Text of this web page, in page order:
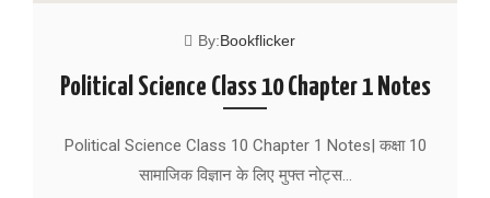
By:Bookflicker
Political Science Class 10 Chapter 1 Notes
Political Science Class 10 Chapter 1 Notes| कक्षा 10
सामाजिक विज्ञान के लिए मुफ्त नोट्स…